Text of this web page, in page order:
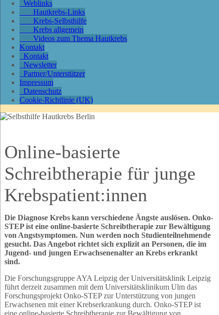
Weblinks
Hautkrebs-Links
Krebs-Selbsthilfe
Krebs allgemein
Videos zum Thema Hautkrebs
Kontakt
Kontakt
Newsletter
Partner/Unterstützer
Impressum
Datenschutz
Cookie-Richtlinie (UK)
Online-basierte
Schreibtherapie für junge
Krebspatient:innen
Die Diagnose Krebs kann verschiedene Ängste auslösen. Onko-
STEP ist eine online-basierte Schreibtherapie zur Bewältigung
von Angstsymptomen. Nun werden noch Studienteilnehmende
gesucht. Das Angebot richtet sich explizit an Personen, die im
Jugend- und jungen Erwachsenenalter an Krebs erkrankt
sind.
Die Forschungsgruppe AYA Leipzig der Universitätsklinik Leipzig
führt derzeit zusammen mit dem Universitätsklinikum Ulm das
Forschungsprojekt Onko-STEP zur Unterstützung von jungen
Erwachsenen mit einer Krebserkrankung durch. Onko-STEP ist
eine online-basierte Schreibtherapie zur Bewältigung von